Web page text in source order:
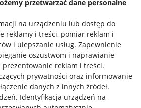
przetwarzać dane personalne
na urządzeniu lub dostęp do
reklamy i treści, pomiar reklam i
i ulepszanie usług. Zapewnienie
oszustwom i naprawianie
prezentowanie reklam i treści.
prywatności oraz informowanie
danych z innych źródeł.
. Identyfikacja urządzeń na